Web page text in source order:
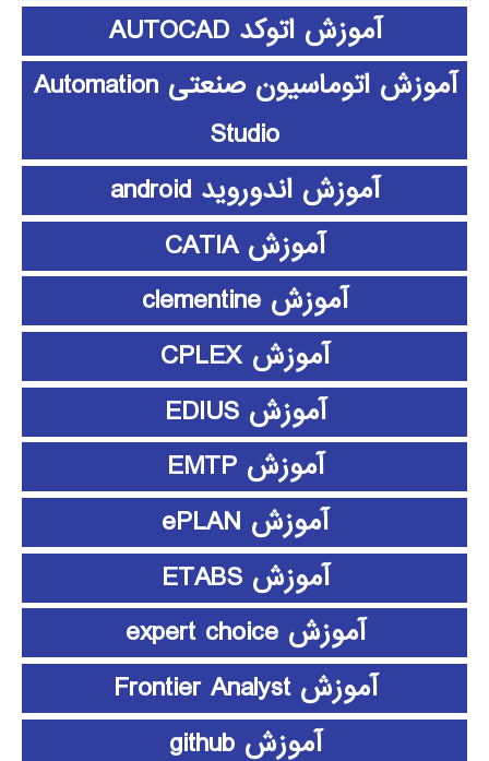
آموزش اتوکد AUTOCAD
آموزش اتوماسیون صنعتی Automation
Studio
آموزش اندوروید android
آموزش CATIA
آموزش clementine
آموزش CPLEX
آموزش EDIUS
آموزش EMTP
آموزش ePLAN
آموزش ETABS
آموزش expert choice
آموزش Frontier Analyst
آموزش github